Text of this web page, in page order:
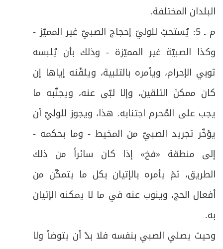
البلدان المختلفة.
م ـ 5: يُستحبّ للوليّ إحجاج الصبيّ غير المميّز -
وكذا الصبيّة غير المميّزة - وذلك بأن يُلبسه
ثوبي الإحرام، ويأمره بالتلبية، ويلقّنه إياها إن
كان ممكنَ التلقين، وإلا لبّى عنه، ويجنّبه ما
يجب على المُحرم اجتنابه. هذا، ويجوز للوليّ أن
يؤخّر تجريد الصبيّ من المخيط - وما بحكمه -
إلى منطقة «فخ» إذا كان سائراً من ذلك
الطريق، ثمّ يأمره بالإتيان بكل ما يتمكّن من
أفعال الحج، وينوب عنه في ما لا يمكنه الإتيان
به.
وحيث يصلي الصبي بنفسه فلا بدّ أن يتوضأ ولا
ص
42 المبحث الأول: في الإحرام لحجّ التَّمتُّع فيه فرع
ص43 فرعٌ: في آداب الإحرام للحجّ
44 المبحث الثاني: في الوقوف بعرفات فيه فرع
ص
45 فرعٌ: في آداب الوقوف بعرفات
46
المبحث الثالث: في الوقوف بمزدلفة (المشعر
الحرام) فيه فروع
ص
47 فرعٌ: في حكم إدراك الوقوفين أو أحدهما
48 فرعٌ في آداب الوقوف بمزدلفة:
ص
49
واجبان وفروع